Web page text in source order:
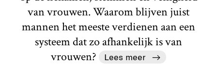
van vrouwen. Waarom blijven juist
mannen het meeste verdienen aan een
systeem dat zo afhankelijk is van
vrouwen?
Lees meer